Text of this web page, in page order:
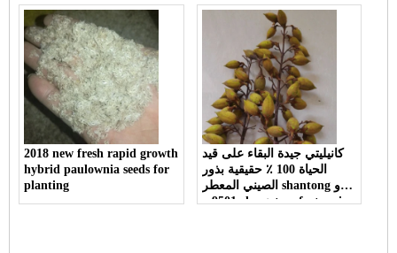
2018 new fresh rapid growth
hybrid paulownia seeds for
planting
كانيليتي جيدة البقاء على قيد
الحياة 100 ٪ حقيقية بذور
الصيني المعطر shantong و
9501 و elongata و fortunei